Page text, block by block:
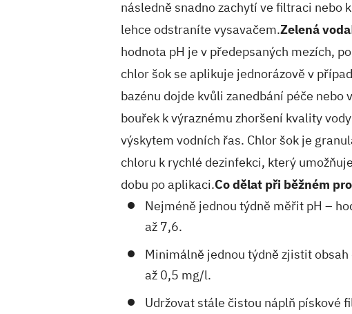
následně snadno zachytí ve filtraci nebo
lehce odstraníte vysavačem.Zelená voda
hodnota pH je v předepsaných mezích,
chlor šok se aplikuje jednorázově v
bazénu dojde kvůli zanedbání péče nebo
bouřek k výraznému zhoršení kvality
výskytem vodních řas. Chlor šok je
chloru k rychlé dezinfekci, který
dobu po aplikaci.Co dělat při běžném
Nejméně jednou týdně měřit pH –
až 7,6.
Minimálně jednou týdně zjistit
až 0,5 mg/l.
Udržovat stále čistou náplň pískové